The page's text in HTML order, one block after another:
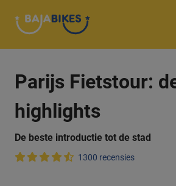
Parijs Fietstour:
highlights
De beste introductie tot de stad
1300 recensies